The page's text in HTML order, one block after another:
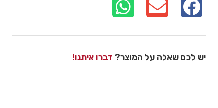
יש לכם שאלה על המוצר? דברו איתנו!